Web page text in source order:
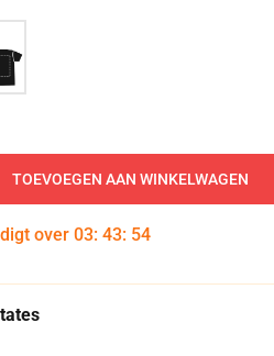
TOEVOEGEN AAN WINKELWAGEN
over 03: 43: 53